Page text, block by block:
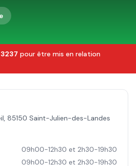
3237 pour être mis en relation
, 85150 Saint-Julien-des-Landes
09h00-12h30 et 2h30-19h30
09h00-12h30 et 2h30-19h30